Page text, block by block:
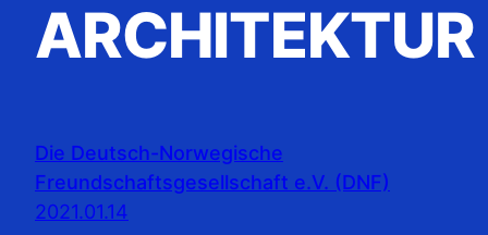
ARCHITEKTUR
Die Deutsch-Norwegische
Freundschaftsgesellschaft e.V. (DNF)
2021.01.14